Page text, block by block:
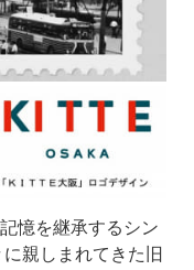
憶を継承するシン
親しまれてきた旧